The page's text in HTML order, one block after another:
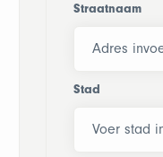
Straatnaam
Stad